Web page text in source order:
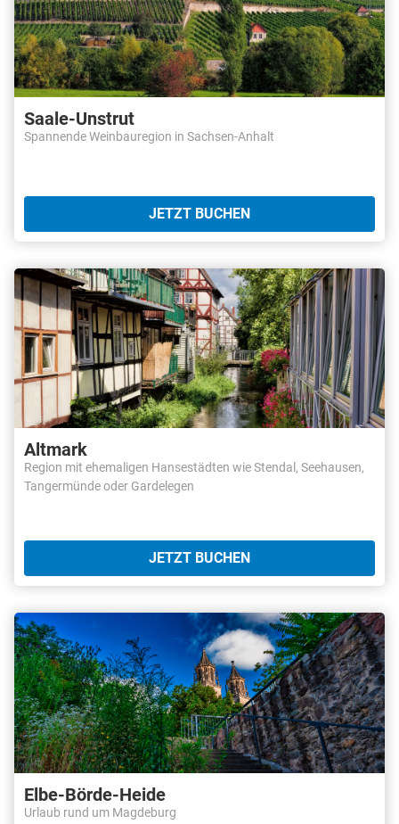
Saale-Unstrut
Spannende Weinbauregion in Sachsen-Anhalt
JETZT BUCHEN
Altmark
Region mit ehemaligen Hansestädten wie Stendal, Seehausen,
Tangermünde oder Gardelegen
JETZT BUCHEN
Elbe-Börde-Heide
Urlaub rund um Magdeburg